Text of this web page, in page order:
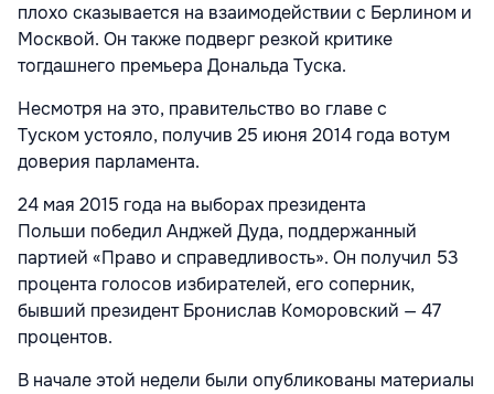
плохо сказывается на взаимодействии с Берлином и
Москвой. Он также подверг резкой критике
тогдашнего премьера Дональда Туска.
Несмотря на это, правительство во главе с
Туском устояло, получив 25 июня 2014 года вотум
доверия парламента.
24 мая 2015 года на выборах президента
Польши победил Анджей Дуда, поддержанный
партией «Право и справедливость». Он получил 53
процента голосов избирателей, его соперник,
бывший президент Бронислав Коморовский — 47
процентов.
В начале этой недели были опубликованы материалы